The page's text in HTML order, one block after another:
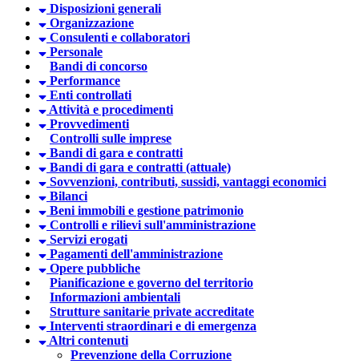
Disposizioni generali
Organizzazione
Consulenti e collaboratori
Personale
Bandi di concorso
Performance
Enti controllati
Attività e procedimenti
Provvedimenti
Controlli sulle imprese
Bandi di gara e contratti
Bandi di gara e contratti (attuale)
Sovvenzioni, contributi, sussidi, vantaggi economici
Bilanci
Beni immobili e gestione patrimonio
Controlli e rilievi sull'amministrazione
Servizi erogati
Pagamenti dell'amministrazione
Opere pubbliche
Pianificazione e governo del territorio
Informazioni ambientali
Strutture sanitarie private accreditate
Interventi straordinari e di emergenza
Altri contenuti
Prevenzione della Corruzione